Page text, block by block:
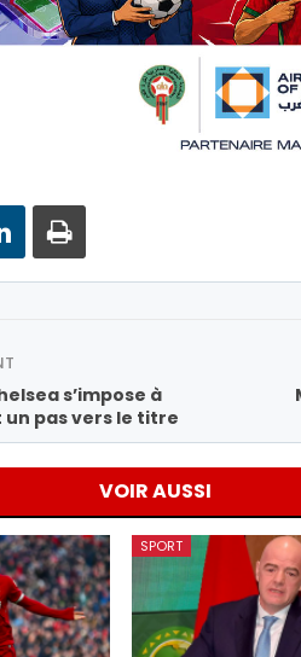
s’impose à
pas vers le titre
VOIR AUSSI
SPORT